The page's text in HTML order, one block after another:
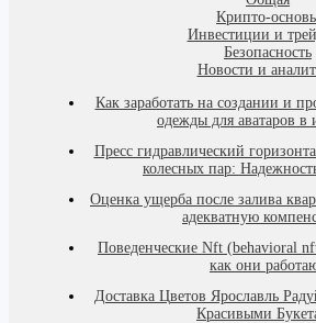
Крипто-
Инвестиции и
Безопасность
Новости и
Как заработать на создании и
одежды для аватаров в
Пресс гидравлический
колесных пар:
Оценка ущерба после залива
адекватную
Поведенческие Nft (behavioral
как они
Доставка Цветов Ярославль
Красивыми